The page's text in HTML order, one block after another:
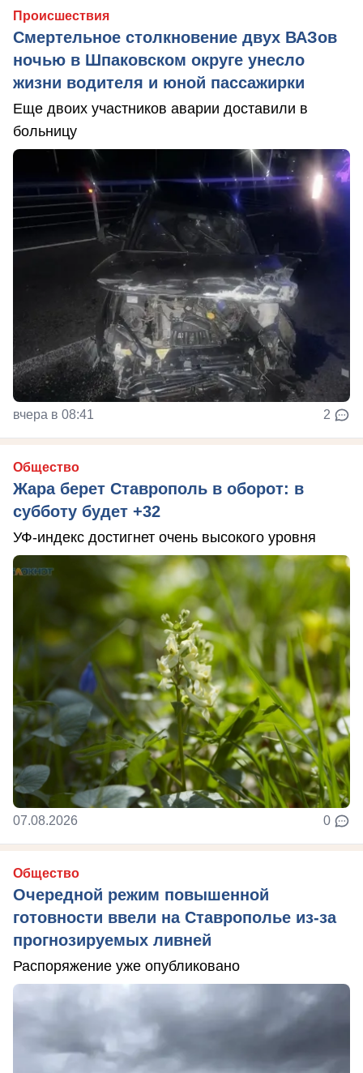
Происшествия
Смертельное столкновение двух ВАЗов
ночью в Шпаковском округе унесло
жизни водителя и юной пассажирки
Еще двоих участников аварии доставили в
больницу
вчера в 08:41 2
Общество
Жара берет Ставрополь в оборот: в
субботу будет +32
УФ-индекс достигнет очень высокого уровня
07.08.2026 0
Общество
Очередной режим повышенной
готовности ввели на Ставрополье из-за
прогнозируемых ливней
Распоряжение уже опубликовано